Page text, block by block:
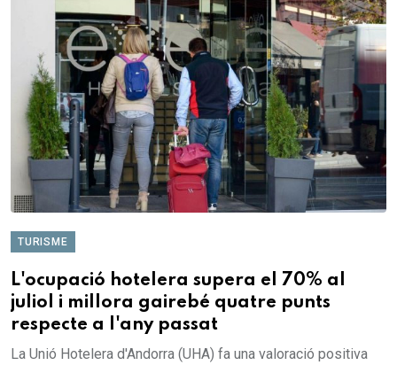
TURISME
L'ocupació hotelera supera el 70% al
juliol i millora gairebé quatre punts
respecte a l'any passat
La Unió Hotelera d'Andorra (UHA) fa una valoració positiva